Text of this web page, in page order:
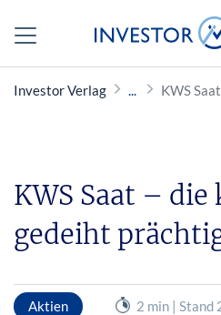
Investor Verlag KWS
KWS Saat – die
gedeiht
Aktien 2 min | Stand